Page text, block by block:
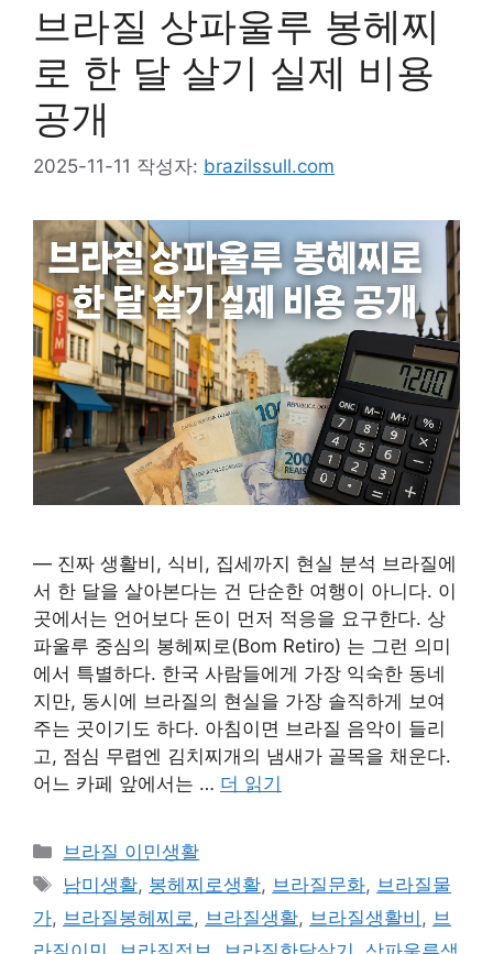
브라질 상파울루 봉헤찌
로 한 달 살기 실제 비용
공개
2025-11-11 작성자: brazilssull.com
— 진짜 생활비, 식비, 집세까지 현실 분석 브라질에
서 한 달을 살아본다는 건 단순한 여행이 아니다. 이
곳에서는 언어보다 돈이 먼저 적응을 요구한다. 상
파울루 중심의 봉헤찌로(Bom Retiro) 는 그런 의미
에서 특별하다. 한국 사람들에게 가장 익숙한 동네
지만, 동시에 브라질의 현실을 가장 솔직하게 보여
주는 곳이기도 하다. 아침이면 브라질 음악이 들리
고, 점심 무렵엔 김치찌개의 냄새가 골목을 채운다.
어느 카페 앞에서는 … 더 읽기
카
테
리
브라질 이민생활
태
그
남미생활, 봉헤찌로생활, 브라질문화, 브라질물
가, 브라질봉헤찌로, 브라질생활, 브라질생활비 , 브